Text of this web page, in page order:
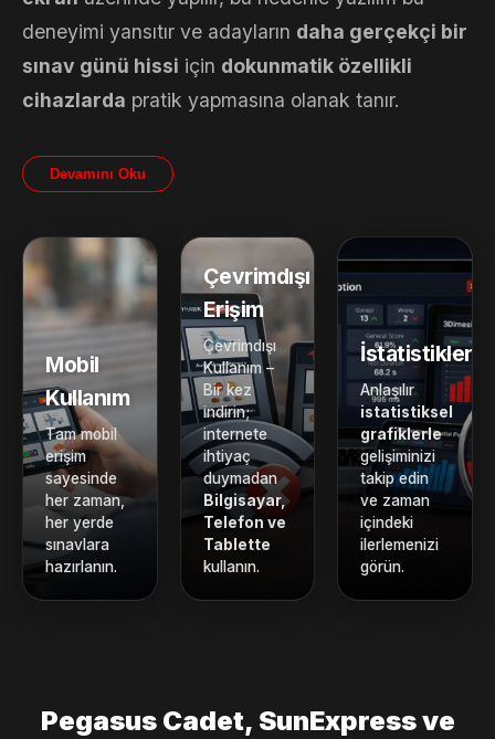
deneyimi yansıtır ve adayların daha gerçekçi bir
sınav günü hissi için dokunmatik özellikli
cihazlarda pratik yapmasına olanak tanır.
Devamını Oku
Mobil
Kullanım
Tam mobil
erişim
sayesinde
her zaman,
her yerde
sınavlara
hazırlanın.
Çevrimdışı
Erişim
Çevrimdışı
Kullanım –
Bir kez
indirin;
internete
ihtiyaç
duymadan
Bilgisayar,
Telefon ve
Tablette
kullanın.
İstatistikler
Anlaşılır
istatistiksel
grafiklerle
gelişiminizi
takip edin
ve zaman
içindeki
ilerlemenizi
görün.
Pegasus Cadet, SunExpress ve